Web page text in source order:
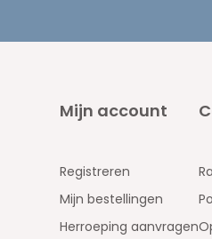
Mijn account
Registreren
Mijn bestellingen
Herroeping aanvragen